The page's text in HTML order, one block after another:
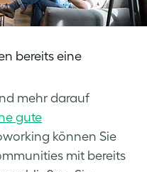
bereits eine
mehr darauf
gute
können Sie
mit bereits